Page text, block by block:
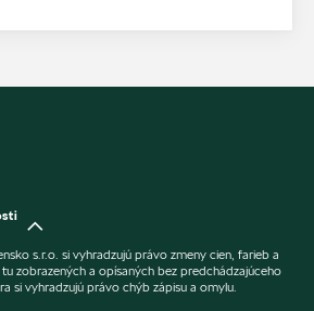
s.r.o. si vyhradzujú právo zmeny cien, farieb a
zobrazených a opísaných bez predchádzajúceho
si vyhradzujú právo chýb zápisu a omylu.